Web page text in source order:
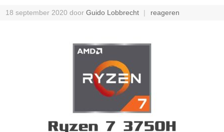
18 september 2020 door Guido Lobbrecht reageren